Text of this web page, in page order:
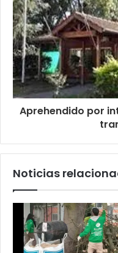
Aprehendido por
Noticias